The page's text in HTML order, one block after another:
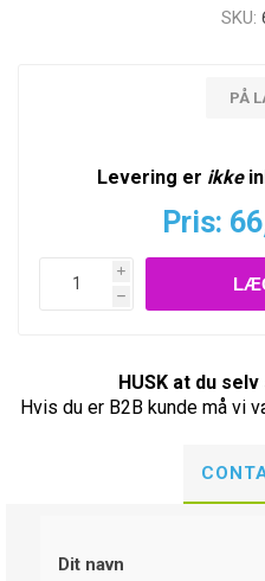
SKU:
PÅ
Levering er ikke
Pris:
i
h
HUSK at du
Hvis du er B2B kunde må vi
Dit navn